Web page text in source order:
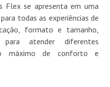
Flex se apresenta em uma
todas as experiências de
formato e tamanho,
para atender diferentes
o máximo de conforto e